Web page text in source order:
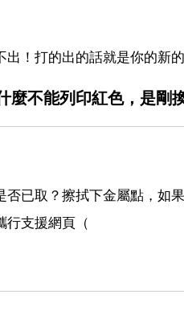
！打的出的話就是你的新
不能列印紅色，是剛
否已取？擦拭下金屬點，如
行支援網頁（